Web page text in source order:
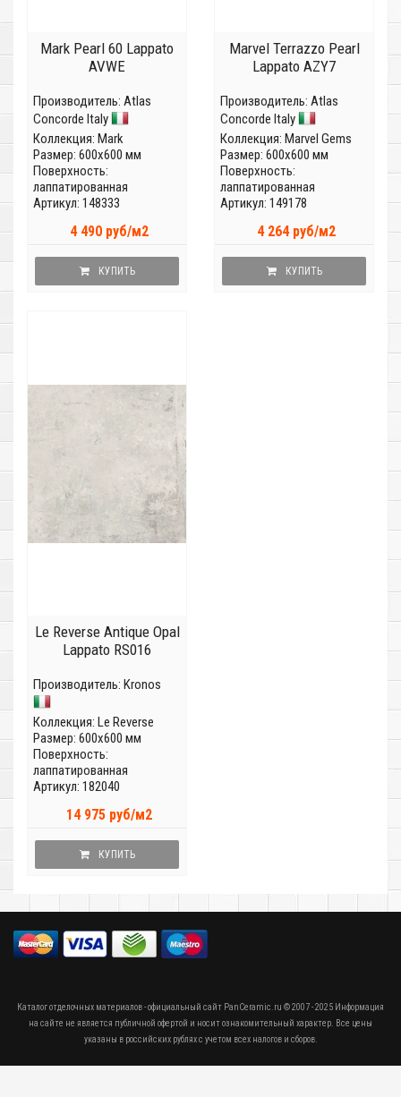
Mark Pearl 60 Lappato
AVWE
Производитель: Atlas
Concorde Italy
Коллекция: Mark
Размер: 600x600 мм
Поверхность:
лаппатированная
Артикул: 148333
4 490 руб/м2
КУПИТЬ
Marvel Terrazzo Pearl
Lappato AZY7
Производитель: Atlas
Concorde Italy
Коллекция: Marvel Gems
Размер: 600x600 мм
Поверхность:
лаппатированная
Артикул: 149178
4 264 руб/м2
КУПИТЬ
Le Reverse Antique Opal
Lappato RS016
Производитель: Kronos
Коллекция: Le Reverse
Размер: 600x600 мм
Поверхность:
лаппатированная
Артикул: 182040
14 975 руб/м2
КУПИТЬ
Каталог отделочных материалов - официальный сайт PanCeramic.ru © 2007 - 2025 Информация
на сайте не является публичной офертой и носит ознакомительный характер. Все цены
указаны в российских рублях с учетом всех налогов и сборов.